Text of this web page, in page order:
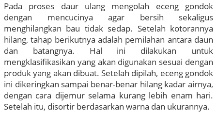
Pada proses daur ulang mengolah eceng gondok
dengan mencucinya agar bersih sekaligus
menghilangkan bau tidak sedap. Setelah kotorannya
hilang, tahap berikutnya adalah pemilahan antara daun
dan batangnya. Hal ini dilakukan untuk
mengklasifikasikan yang akan digunakan sesuai dengan
produk yang akan dibuat. Setelah dipilah, eceng gondok
ini dikeringkan sampai benar-benar hilang kadar airnya,
dengan cara dijemur selama kurang lebih enam hari.
Setelah itu, disortir berdasarkan warna dan ukurannya.